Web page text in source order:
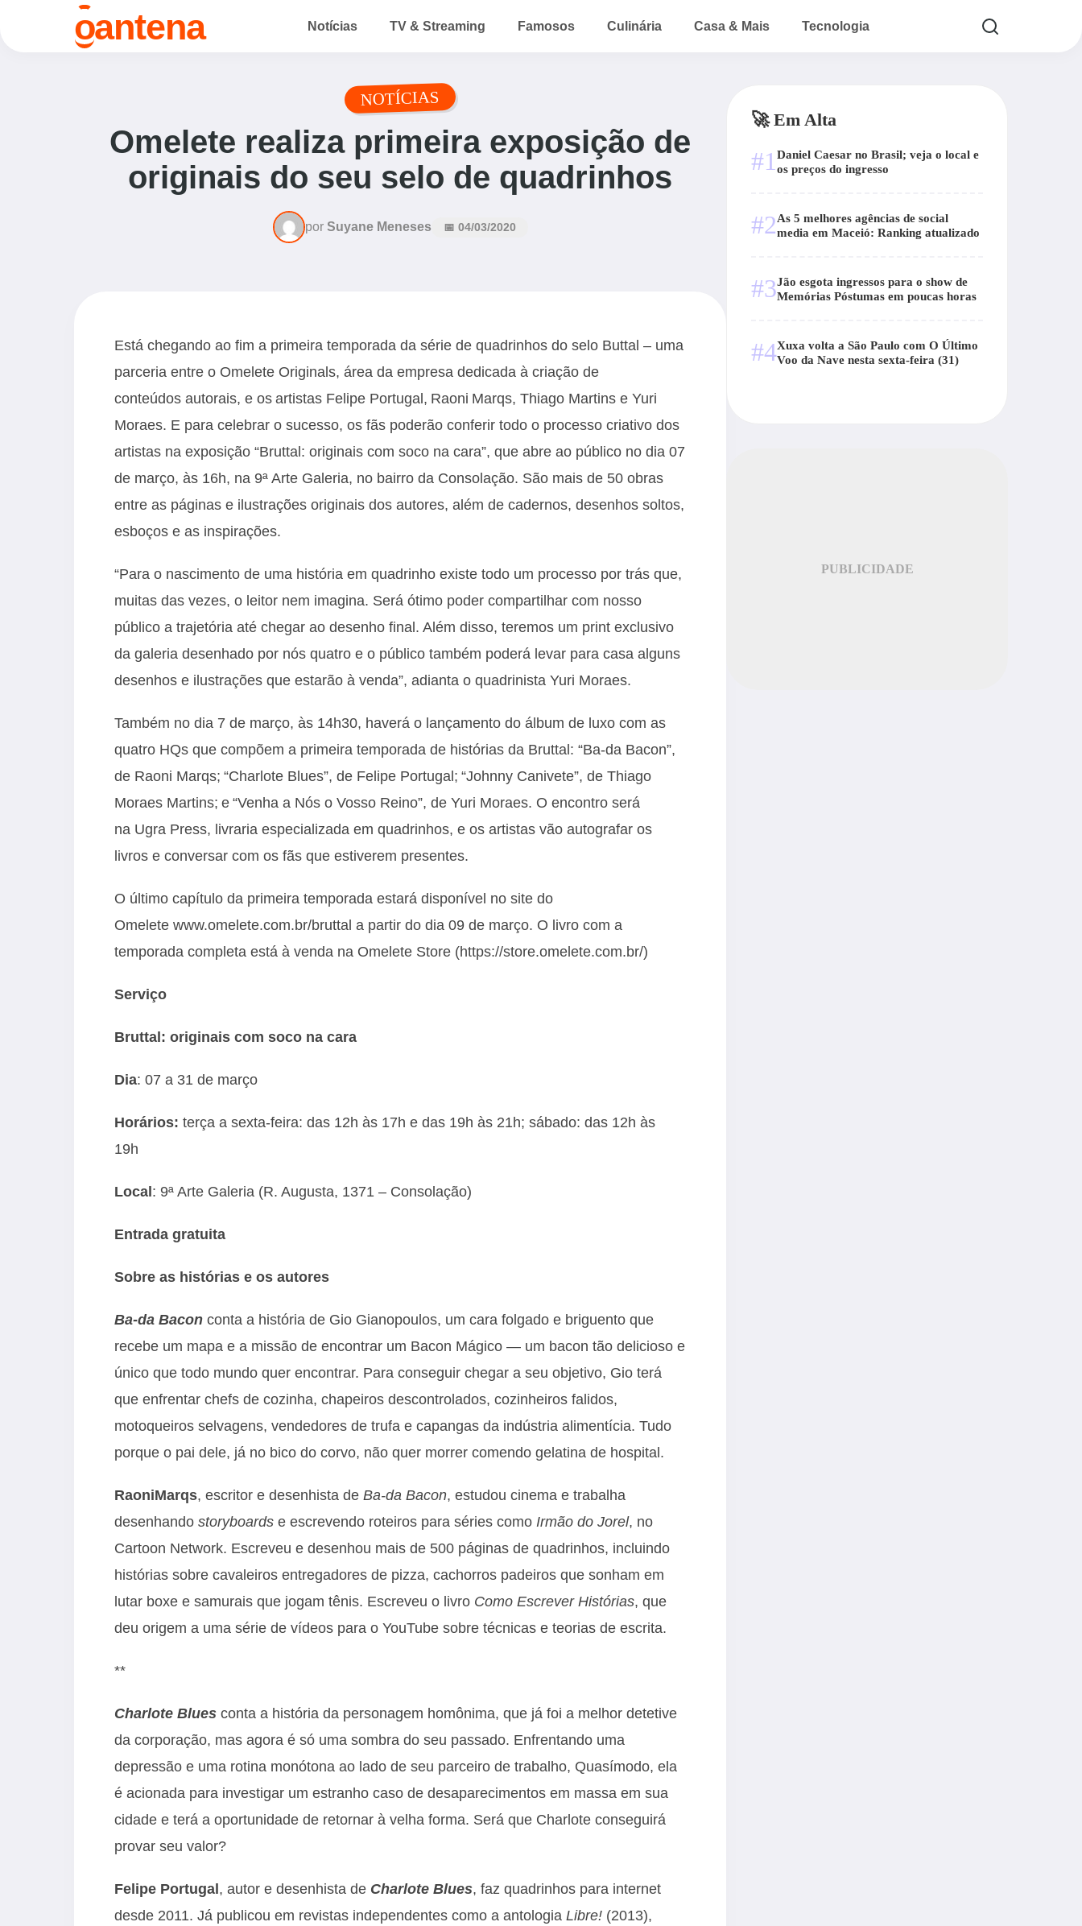
oantena Notícias TV & Streaming Famosos Culinária Casa & Mais Tecnologia
NOTÍCIAS
Omelete realiza primeira exposição de
originais do seu selo de quadrinhos
por Suyane Meneses 📅 04/03/2020
Está chegando ao fim a primeira temporada da série de quadrinhos do selo Buttal – uma
parceria entre o Omelete Originals, área da empresa dedicada à criação de
conteúdos autorais, e os artistas Felipe Portugal, Raoni Marqs, Thiago Martins e Yuri
Moraes. E para celebrar o sucesso, os fãs poderão conferir todo o processo criativo dos
artistas na exposição “Bruttal: originais com soco na cara”, que abre ao público no dia 07
de março, às 16h, na 9ª Arte Galeria, no bairro da Consolação. São mais de 50 obras
entre as páginas e ilustrações originais dos autores, além de cadernos, desenhos soltos,
esboços e as inspirações.
“Para o nascimento de uma história em quadrinho existe todo um processo por trás que,
muitas das vezes, o leitor nem imagina. Será ótimo poder compartilhar com nosso
público a trajetória até chegar ao desenho final. Além disso, teremos um print exclusivo
da galeria desenhado por nós quatro e o público também poderá levar para casa alguns
desenhos e ilustrações que estarão à venda”, adianta o quadrinista Yuri Moraes.
Também no dia 7 de março, às 14h30, haverá o lançamento do álbum de luxo com as
quatro HQs que compõem a primeira temporada de histórias da Bruttal: “Ba-da Bacon”,
de Raoni Marqs; “Charlote Blues”, de Felipe Portugal; “Johnny Canivete”, de Thiago
Moraes Martins; e “Venha a Nós o Vosso Reino”, de Yuri Moraes. O encontro será
na Ugra Press, livraria especializada em quadrinhos, e os artistas vão autografar os
livros e conversar com os fãs que estiverem presentes.
O último capítulo da primeira temporada estará disponível no site do
Omelete www.omelete.com.br/bruttal a partir do dia 09 de março. O livro com a
temporada completa está à venda na Omelete Store (https://store.omelete.com.br/)
Serviço
Bruttal: originais com soco na cara
Dia: 07 a 31 de março
Horários: terça a sexta-feira: das 12h às 17h e das 19h às 21h; sábado: das 12h às
19h
Local: 9ª Arte Galeria (R. Augusta, 1371 – Consolação)
Entrada gratuita
Sobre as histórias e os autores
Ba-da Bacon conta a história de Gio Gianopoulos, um cara folgado e briguento que
recebe um mapa e a missão de encontrar um Bacon Mágico — um bacon tão delicioso e
único que todo mundo quer encontrar. Para conseguir chegar a seu objetivo, Gio terá
que enfrentar chefs de cozinha, chapeiros descontrolados, cozinheiros falidos,
motoqueiros selvagens, vendedores de trufa e capangas da indústria alimentícia. Tudo
porque o pai dele, já no bico do corvo, não quer morrer comendo gelatina de hospital.
RaoniMarqs, escritor e desenhista de Ba-da Bacon, estudou cinema e trabalha
desenhando storyboards e escrevendo roteiros para séries como Irmão do Jorel, no
Cartoon Network. Escreveu e desenhou mais de 500 páginas de quadrinhos, incluindo
histórias sobre cavaleiros entregadores de pizza, cachorros padeiros que sonham em
lutar boxe e samurais que jogam tênis. Escreveu o livro Como Escrever Histórias, que
deu origem a uma série de vídeos para o YouTube sobre técnicas e teorias de escrita.
**
Charlote Blues conta a história da personagem homônima, que já foi a melhor detetive
da corporação, mas agora é só uma sombra do seu passado. Enfrentando uma
depressão e uma rotina monótona ao lado de seu parceiro de trabalho, Quasímodo, ela
é acionada para investigar um estranho caso de desaparecimentos em massa em sua
cidade e terá a oportunidade de retornar à velha forma. Será que Charlote conseguirá
provar seu valor?
Felipe Portugal, autor e desenhista de Charlote Blues, faz quadrinhos para internet
desde 2011. Já publicou em revistas independentes como a antologia Libre! (2013),
🚀 Em Alta
#1 Daniel Caesar no Brasil; veja o local e
os preços do ingresso
#2As 5 melhores agências de social
media em Maceió: Ranking atualizado
#3Jão esgota ingressos para o show de
Memórias Póstumas em poucas horas
#4Xuxa volta a São Paulo com O Último
Voo da Nave nesta sexta-feira (31)
PUBLICIDADE